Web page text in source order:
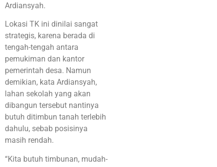
Ardiansyah.
Lokasi TK ini dinilai sangat
strategis, karena berada di
tengah-tengah antara
pemukiman dan kantor
pemerintah desa. Namun
demikian, kata Ardiansyah,
lahan sekolah yang akan
dibangun tersebut nantinya
butuh ditimbun tanah terlebih
dahulu, sebab posisinya
masih rendah.
“Kita butuh timbunan, mudah-